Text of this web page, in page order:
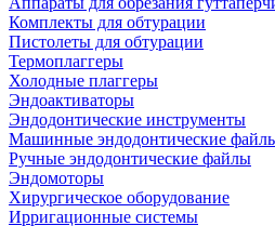
Комплекты для обтурации
Пистолеты для обтурации
Термоплаггеры
Холодные плаггеры
Эндоактиваторы
Эндодонтические инструменты
Машинные эндодонтические
Ручные эндодонтические файлы
Эндомоторы
Хирургическое оборудование
Ирригационные системы